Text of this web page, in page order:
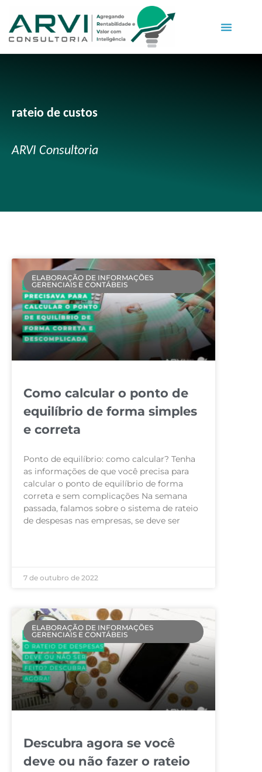
rateio de custos
ARVI Consultoria
ELABORAÇÃO DE INFORMAÇÕES
GERENCIAIS E CONTÁBEIS
Como calcular o ponto de
equilíbrio de forma simples
e correta
Ponto de equilíbrio: como calcular? Tenha
as informações de que você precisa para
calcular o ponto de equilíbrio de forma
correta e sem complicações Na semana
passada, falamos sobre o sistema de rateio
de despesas nas empresas, se deve ser
7 de outubro de 2022
ELABORAÇÃO DE INFORMAÇÕES
GERENCIAIS E CONTÁBEIS
Descubra agora se você
deve ou não fazer o rateio